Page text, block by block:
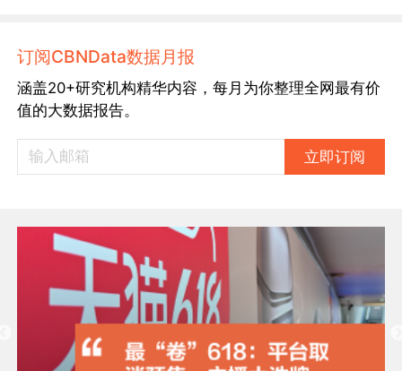
订阅CBNData数据月报
涵盖20+研究机构精华内容，每月为你整理全网最有价
值的大数据报告。
立即订阅